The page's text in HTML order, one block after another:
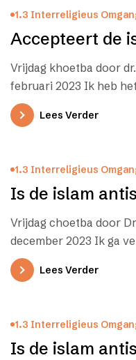
1.3 Interreligieus
Accepteert de
Vrijdag khoetba door
februari 2023 Ik heb
Lees Verder
1.3 Interreligieus
Is de islam
Vrijdag choetba door
december 2023 Ik ga
Lees Verder
1.3 Interreligieus
Is de islam